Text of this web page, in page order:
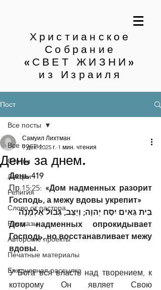
Христианское
Собрание
«СВЕТ ЖИЗНИ»
из Израиля
Пост
Все посты
Статьи
Лекции
Религия
Слово от пастора
Рассказы
Авторские проекты
Печатные материалы
Ежедневная рассылка
Все посты
День за днем.
Самуил Лихтман
9 дек. 2025 г. 1 мин. чтения
День 419
Пр.15:25: «Дом надменных разорит
Господь, а межу вдовы укрепит»
בֵּית גֵּאִים יִסַּח יְהוָה; וְיַצֵּב, גְּבוּל אַלְמָנָה
Дом надменных опрокидывает
Господь, но восстанавливает межу
вдовы.
У Бога вся власть над творением, к
которому Он являет Свою